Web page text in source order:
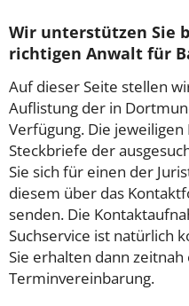
Wir unterstützen Sie
richtigen Anwalt für
Auf dieser Seite stellen
Auflistung der in
Verfügung. Die
Steckbriefe der
Sie sich für einen der
diesem über das
senden. Die
Suchservice ist natürlich
Sie erhalten dann
Terminvereinbarung.